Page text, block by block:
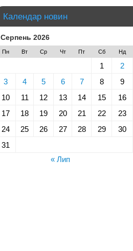
Календар новин
Серпень 2026
Пн Вт Ср Чт Пт Сб Нд
1
2
3
4 5 6 7 8
9
10
11 12 13 14 15
16
17
18 19 20 21 22
23
24
25 26 27 28 29
30
31
« Лип